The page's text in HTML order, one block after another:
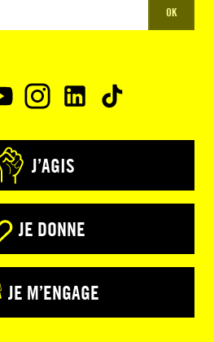
OK
J’AGIS
JE DONNE
JE M’ENGAGE